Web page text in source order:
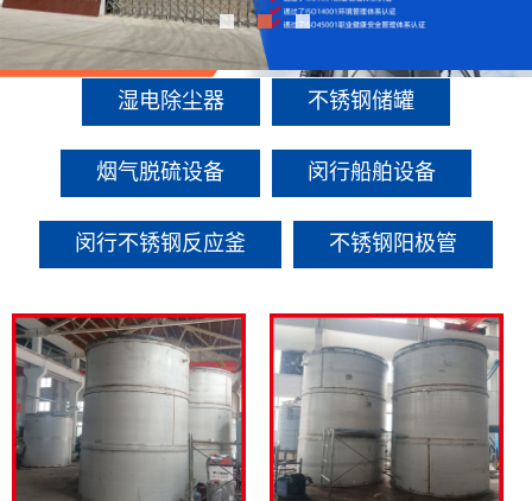
多年来诚信服务每一位客户，以至诚用心，缔造优良品质。
湿电除尘器 不锈钢储罐
烟气脱硫设备 闵行船舶设备
闵行不锈钢反应釜 不锈钢阳极管